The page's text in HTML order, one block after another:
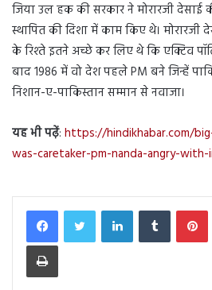
जिया उल हक की सरकार ने मोरारजी
स्थापित की दिशा में काम किए थे।
के रिश्ते इतने अच्छे कर लिए थे कि एक्टिव
बाद 1986 में वो देश पहले PM बने जिन्हें
निशान-ए-पाकिस्तान सम्मान से नवाजा।
यह भी पढ़ें: https://hindikhabar.com/
was-caretaker-pm-nanda-angry-
LinkedInTumblr
Print